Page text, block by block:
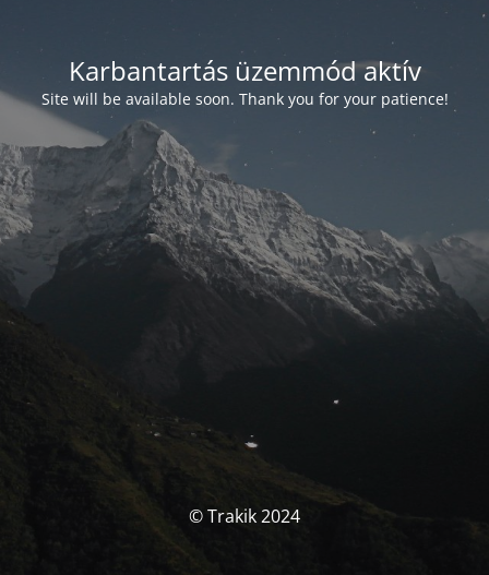
Karbantartás üzemmód aktív
Site will be available soon. Thank you for your patience!
© Trakik 2024